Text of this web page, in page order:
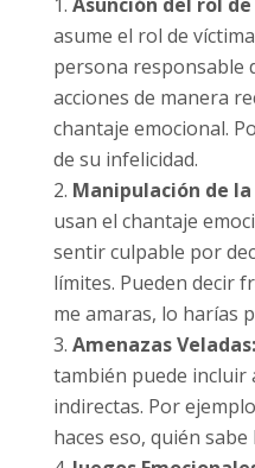
asume el rol de
persona responsable
acciones de manera
chantaje emocional.
de su infelicidad.
Manipulación de la
usan el chantaje
sentir culpable por
límites. Pueden decir
me amaras, lo harías
Amenazas Veladas:
también puede incluir
indirectas. Por
haces eso, quién